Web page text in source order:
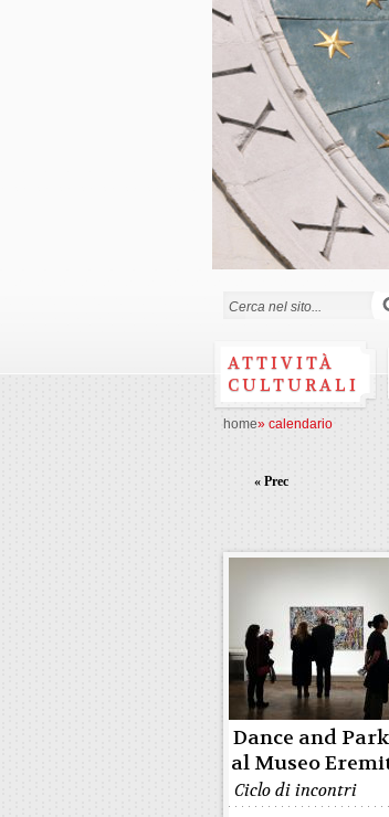
Form di
ATTIVITÀ
CULTURALI
home» calendario
« Prec
Dance and
al Museo
Ciclo di incontri